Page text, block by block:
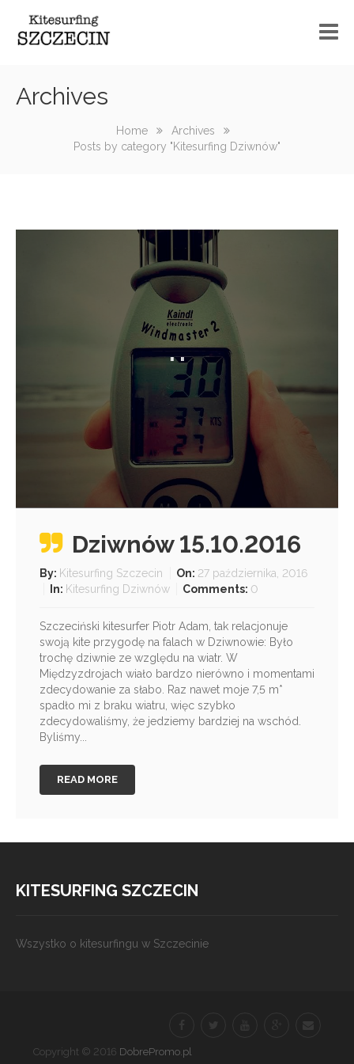
Archives
Home
Archives
Posts by category "Kitesurfing Dziwnów"
" "
Dziwnów 15.10.2016
By: Kitesurfing Szczecin On: 27 października, 2016
In: Kitesurfing Dziwnów Comments: 0
Szczeciński kitesurfer Piotr Adam, tak relacjonuje
swoją kite przygodę na falach w Dziwnowie: Było
trochę dziwnie ze względu na wiatr. W
Międzyzdrojach wiało bardzo nierówno i momentami
zdecydowanie za słabo. Raz nawet moje 7,5 m*
spadło mi z braku wiatru, więc szybko
zdecydowaliśmy, że jedziemy bardziej na wschód.
Byliśmy...
READ MORE
KITESURFING SZCZECIN
Wszystko o kitesurfingu w Szczecinie
Copyright © 2016 DobrePromo.pl